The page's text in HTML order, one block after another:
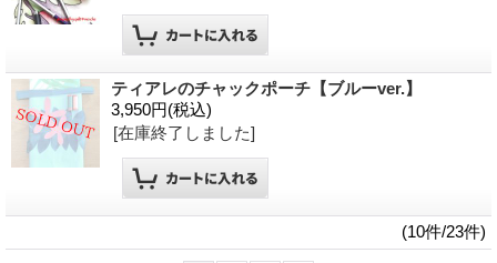
ティアレのチャックポーチ【ブルーver.】
3,950円(税込)
[在庫終了しました]
(10件/23件)